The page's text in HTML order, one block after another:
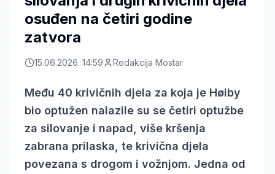
osuđen na četiri godine
zatvora
15.06.2026. 14:59 Redakcija Mostar
Među 40 krivičnih djela za koja je Høiby
bio optužen nalazile su se četiri optužbe
za silovanje i napad, više kršenja
zabrana prilaska, te krivična djela
povezana s drogom i vožnjom. Jedna od